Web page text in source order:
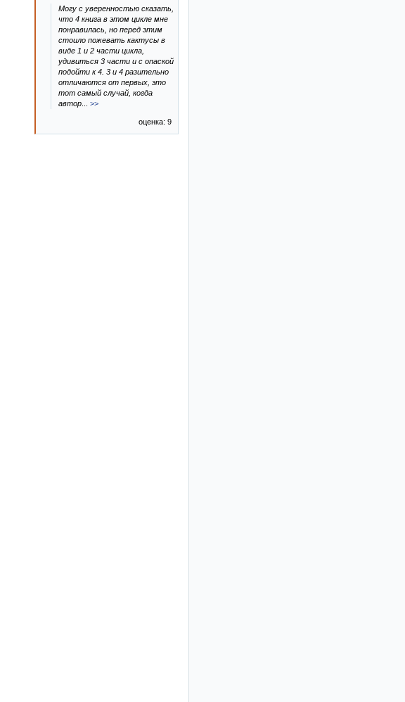
Могу с уверенностью сказать,
что 4 книга в этом цикле мне
понравилась, но перед этим
стоило пожевать кактусы в
виде 1 и 2 части цикла,
удивиться 3 части и с опаской
подойти к 4. 3 и 4 разительно
отличаются от первых, это
тот самый случай, когда
автор
>>
оценка: 9